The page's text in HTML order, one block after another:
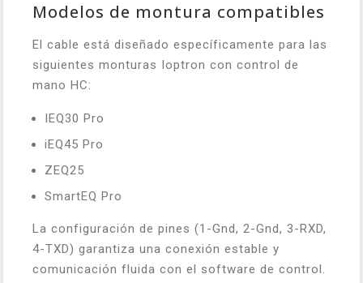
Modelos de montura compatibles
El cable está diseñado específicamente para las
siguientes monturas Ioptron con control de
mano HC:
IEQ30 Pro
iEQ45 Pro
ZEQ25
SmartEQ Pro
La configuración de pines (1-Gnd, 2-Gnd, 3-RXD,
4-TXD) garantiza una conexión estable y
comunicación fluida con el software de control.